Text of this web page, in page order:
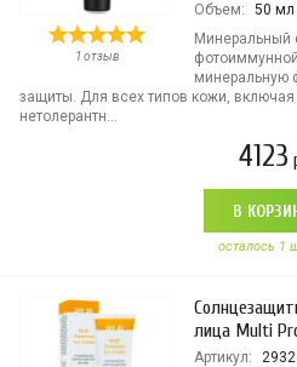
1 отзыв
Объем:
50 мл
Минеральный
минеральную
защиты. Для всех типов кожи, включая
нетолерантн...
4123
В
осталось 1
лица Multi
Артикул: